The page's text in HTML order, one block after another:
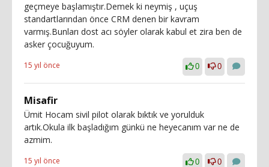
geçmeye başlamıştır.Demek ki neymiş , uçuş
standartlarından önce CRM denen bir kavram
varmış.Bunları dost acı söyler olarak kabul et zira ben de
asker çocuğuyum.
15 yıl önce 0 0
Misafir
Ümit Hocam sivil pilot olarak bıktık ve yorulduk
artık.Okula ilk başladığım günkü ne heyecanım var ne de
azmim.
15 yıl önce 0 0